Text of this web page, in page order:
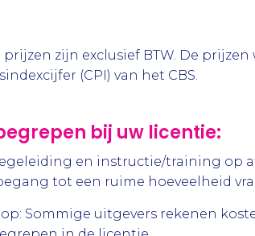
prijzen zijn exclusief BTW. De
(CPI) van het CBS.
bij uw licentie:
en instructie/training op
tot een ruime hoeveelheid
Sommige uitgevers rekenen